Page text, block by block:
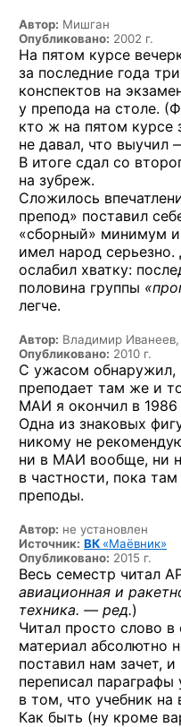
Автор: Мишган
Опубликовано: 2002 г.
На пятом курсе
за последние года
конспектов на
у препода на столе.
кто ж на пятом курсе
не давал, что выучил
В итоге сдал со
на зубреж.
Сложилось
препод» поставил
«сборный» минимум
имел народ
ослабил хватку:
половина группы
легче.
Автор: Владимир Иванеев,
Опубликовано: 2010 г.
С ужасом обнаружил,
преподает там же и
МАИ я окончил в 1986
Одна из знаковых
никому не
ни в МАИ вообще, ни
в частности, пока
преподы.
Автор: не установлен
Источник: ВК «Маёвник»
Опубликовано: 2015 г.
Весь семестр читал
авиационная и
техника. — ред.)
Читал просто слово в
материал абсолютно
поставил нам зачет,
переписал
в том, что учебник на
Как быть (ну кроме